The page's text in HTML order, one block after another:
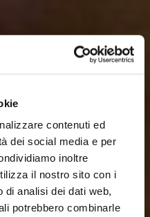
contenuti ed
dei social media e per
inoltre
il nostro sito con i
di analisi dei dati web,
potrebbero combinarle